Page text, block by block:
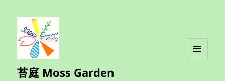
苔庭 Moss Garden